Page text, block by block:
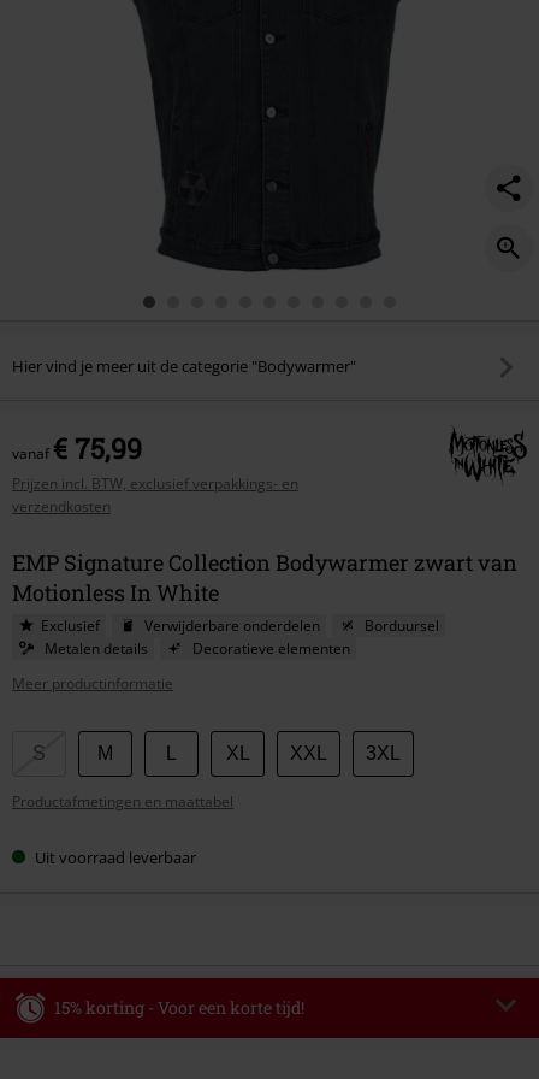
Hier vind je meer uit de categorie "Bodywarmer"
vanaf€ 75,99
Prijzen incl. BTW, exclusief verpakkings- en
verzendkosten
EMP Signature Collection Bodywarmer zwart van
Motionless In White
Exclusief Verwijderbare onderdelen
Borduursel
Metalen details
Decoratieve elementen
Meer productinformatie
Kies
maat
S M XL XXL 3XL
Productafmetingen en maattabel
Uit voorraad leverbaar
15% korting - Voor een korte tijd!